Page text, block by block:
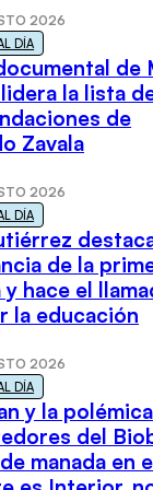
2026
DÍA
de
la lista
de
Zavala
2026
DÍA
de la
hace el
la educación
2026
DÍA
y la
del
manada en